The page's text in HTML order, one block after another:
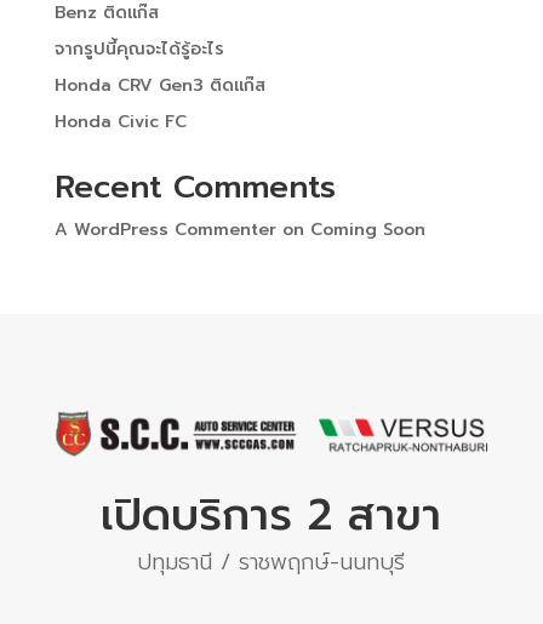
Benz ติดแก๊ส
จากรูปนี้คุณจะได้รู้อะไร
Honda CRV Gen3 ติดแก๊ส
Honda Civic FC
Recent Comments
A WordPress Commenteron Coming Soon
เปิดบริการ 2 สาขา
ปทุมธานี / ราชพฤกษ์-นนทบุรี